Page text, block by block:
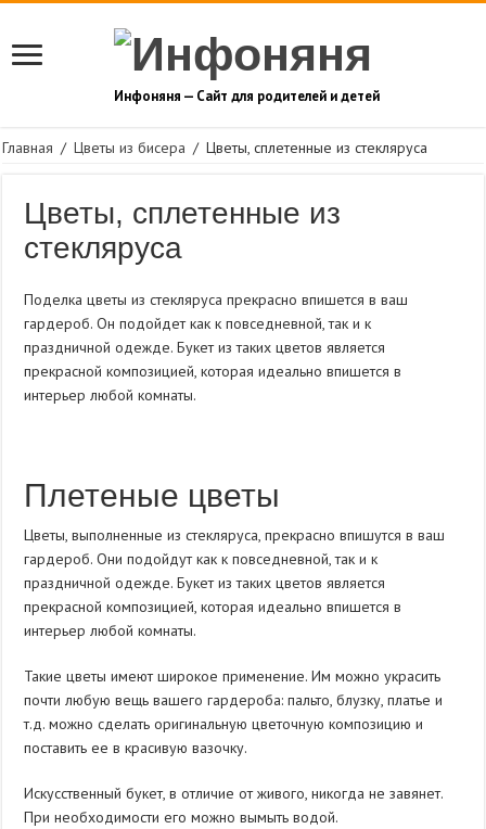
Инфоняня — Сайт для родителей и детей
Главная / Цветы из бисера / Цветы, сплетенные из стекляруса
Цветы, сплетенные из
стекляруса
Поделка цветы из стекляруса прекрасно впишется в ваш
гардероб. Он подойдет как к повседневной, так и к
праздничной одежде. Букет из таких цветов является
прекрасной композицией, которая идеально впишется в
интерьер любой комнаты.
Плетеные цветы
Цветы, выполненные из стекляруса, прекрасно впишутся в ваш
гардероб. Они подойдут как к повседневной, так и к
праздничной одежде. Букет из таких цветов является
прекрасной композицией, которая идеально впишется в
интерьер любой комнаты.
Такие цветы имеют широкое применение. Им можно украсить
почти любую вещь вашего гардероба: пальто, блузку, платье и
т.д. можно сделать оригинальную цветочную композицию и
поставить ее в красивую вазочку.
Искусственный букет, в отличие от живого, никогда не завянет.
При необходимости его можно вымыть водой.